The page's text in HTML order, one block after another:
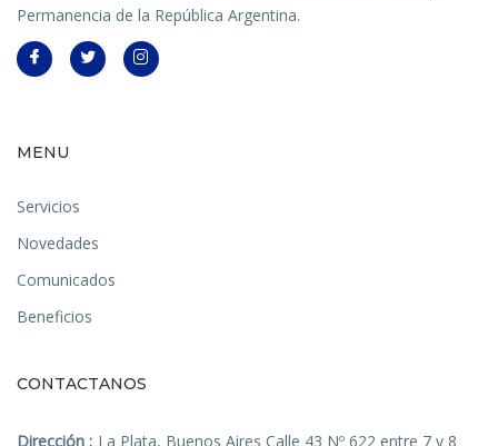
Permanencia de la República Argentina.
MENU
Servicios
Novedades
Comunicados
Beneficios
CONTACTANOS
Dirección : La Plata, Buenos Aires Calle 43 Nº 622 entre 7 y 8